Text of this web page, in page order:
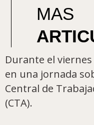
MAS
Durante el
en una jornada
Central de
(CTA).